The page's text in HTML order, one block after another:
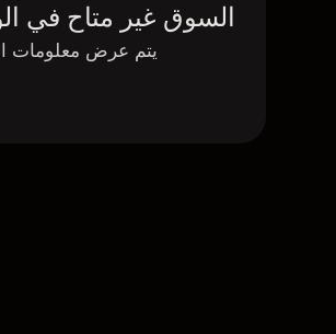
السوق غير متاح في
يتم عرض معلومات